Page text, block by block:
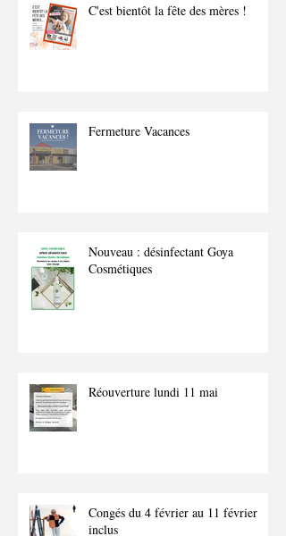
C'est bientôt la fête des mères !
Fermeture Vacances
Nouveau : désinfectant Goya
Cosmétiques
Réouverture lundi 11 mai
Congés du 4 février au 11 février
inclus